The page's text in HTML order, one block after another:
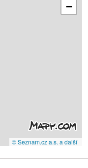
−
© Seznam.cz a.s. a další